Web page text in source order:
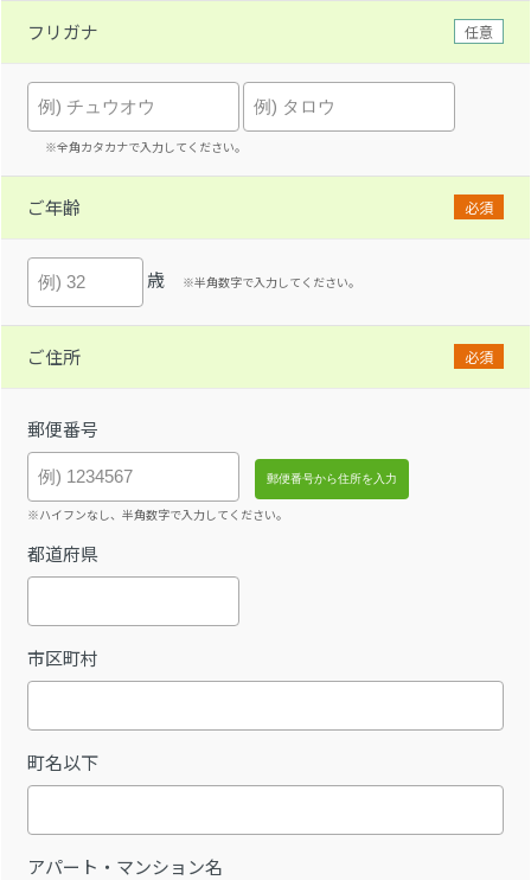
フリガナ 任意
※全角カタカナで入力してください。
ご年齢 必須
歳 ※半角数字で入力してください。
ご住所 必須
郵便番号
※ハイフンなし、半角数字で入力してください。
都道府県
市区町村
町名以下
アパート・マンション名